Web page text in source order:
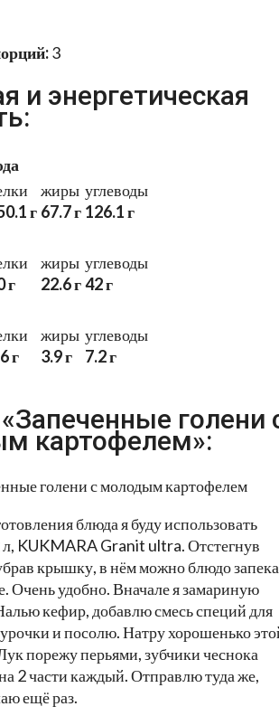
3
и энергетическая
г
жиры
67.7 г
углеводы
126.1 г
г
жиры
22.6 г
углеводы
42 г
г
жиры
3.9 г
углеводы
7.2 г
голени
картофелем»:
блюда я буду использовать
KUKMARA Granit ultra. Отстегнув
крышку, в нём можно блюдо
Очень удобно. Вначале я замариную
кефир, добавлю смесь специй для
и посолю. Натру хорошенько
порежу перьями, зубчики чеснока
2 части каждый. Отправлю туда же,
ещё раз.